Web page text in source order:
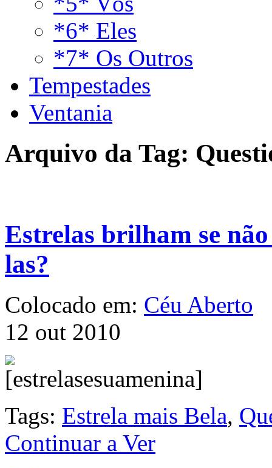
*6* Eles
*7* Os Outros
Tempestades
Ventania
Arquivo da Tag:
Estrelas brilham se
las?
Colocado em: Céu Aberto
12 out 2010
Tags: Estrela mais Bela,
Continuar a Ver